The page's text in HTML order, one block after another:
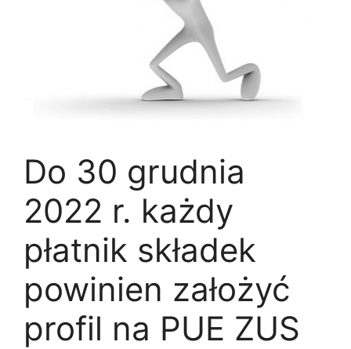
Do 30 grudnia
2022 r. każdy
płatnik składek
powinien założyć
profil na PUE ZUS